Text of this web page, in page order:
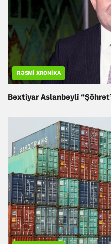
RƏSMI XRONIKA
Bəxtiyar Aslanbəyli